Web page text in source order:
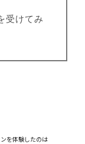
受けてみ
を体験したのは